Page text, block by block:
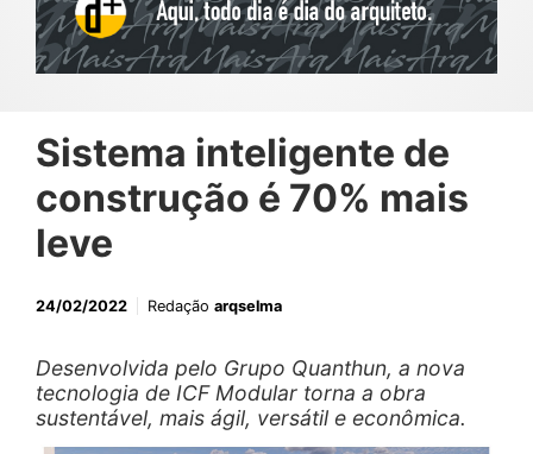
Sistema inteligente de
construção é 70% mais
leve
24/02/2022 Redação arqselma
Desenvolvida pelo Grupo Quanthun, a nova
tecnologia de ICF Modular torna a obra
sustentável, mais ágil, versátil e econômica.